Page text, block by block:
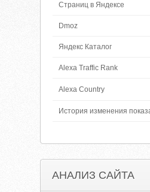
Страниц в Яндексе
Dmoz
Яндекс Каталог
Alexa Traffic Rank
Alexa Country
История изменения
АНАЛИЗ САЙТА